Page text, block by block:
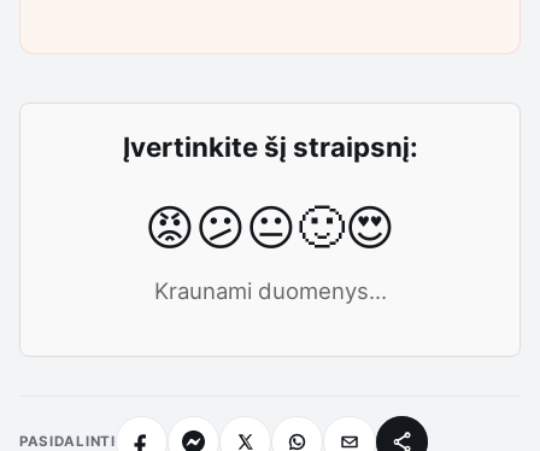
Įvertinkite šį straipsnį:
😡😕😐🙂😍
Kraunami duomenys...
PASIDALINTI